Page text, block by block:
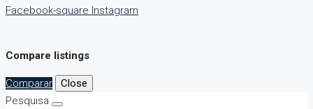
Facebook-square Instagram
Compare listings
Comparar
Close
Pesquisa